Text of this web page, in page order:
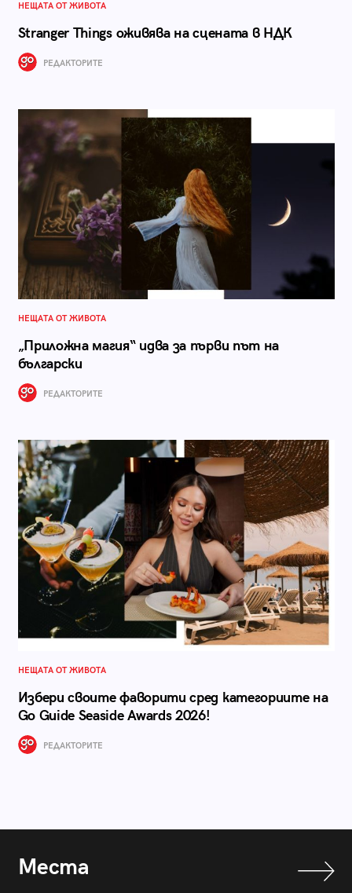
НЕЩАТА ОТ ЖИВОТА
Stranger Things оживява на сцената в НДК
РЕДАКТОРИТЕ
НЕЩАТА ОТ ЖИВОТА
„Приложна магия“ идва за първи път на
български
РЕДАКТОРИТЕ
НЕЩАТА ОТ ЖИВОТА
Избери своите фаворити сред категориите на
Go Guide Seaside Awards 2026!
РЕДАКТОРИТЕ
Места